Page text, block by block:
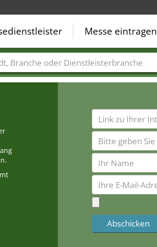
Messe eintragen
Branchen Dienstleisterbranchen